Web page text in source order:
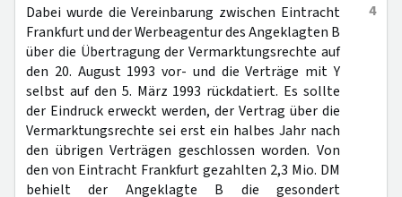
4
Dabei wurde die Vereinbarung zwischen Eintracht
Frankfurt und der Werbeagentur des Angeklagten B
über die Übertragung der Vermarktungsrechte auf
den 20. August 1993 vor- und die Verträge mit Y
selbst auf den 5. März 1993 rückdatiert. Es sollte
der Eindruck erweckt werden, der Vertrag über die
Vermarktungsrechte sei erst ein halbes Jahr nach
den übrigen Verträgen geschlossen worden. Von
den von Eintracht Frankfurt gezahlten 2,3 Mio. DM
behielt der Angeklagte B die gesondert